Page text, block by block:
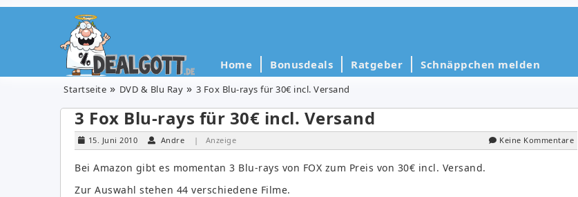
Home Bonusdeals Ratgeber Schnäppchen melden
Startseite DVD & Blu Ray 3 Fox Blu-rays für 30€ incl. Versand
3 Fox Blu-rays für 30€ incl. Versand
15. Juni 2010 Andre | Anzeige Keine Kommentare
Bei Amazon gibt es momentan 3 Blu-rays von FOX zum Preis von 30€ incl. Versand.
Zur Auswahl stehen 44 verschiedene Filme.